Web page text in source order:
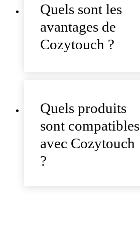
Quels sont les
avantages de
Cozytouch ?
Quels produits
sont compatibles
avec Cozytouch
?